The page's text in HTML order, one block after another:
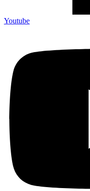
Youtube